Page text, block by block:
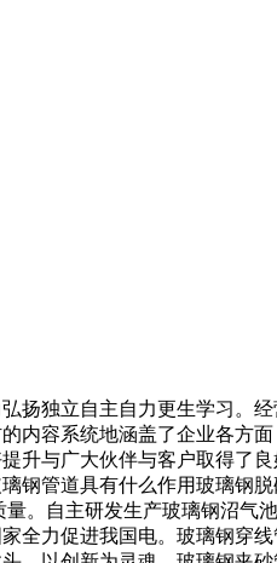
独立自主自力更生学习。
内容系统地涵盖了企业各方
与广大伙伴与客户取得了
钢管道具有什么作用玻璃钢
。自主研发生产玻璃钢沼气
全力促进我国电。玻璃钢穿